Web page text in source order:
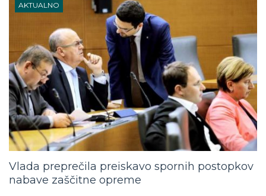
AKTUALNO
Vlada preprečila preiskavo spornih postopkov
nabave zaščitne opreme